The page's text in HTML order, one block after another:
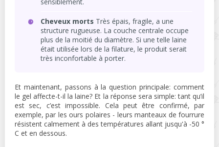
sensiblement.
Cheveux morts Très épais, fragile, a une
structure rugueuse. La couche centrale occupe
plus de la moitié du diamètre. Si une telle laine
était utilisée lors de la filature, le produit serait
très inconfortable à porter.
Et maintenant, passons à la question principale: comment
le gel affecte-t-il la laine? Et la réponse sera simple: tant qu’il
est sec, c’est impossible. Cela peut être confirmé, par
exemple, par les ours polaires - leurs manteaux de fourrure
résistent calmement à des températures allant jusqu'à -50 °
C et en dessous.